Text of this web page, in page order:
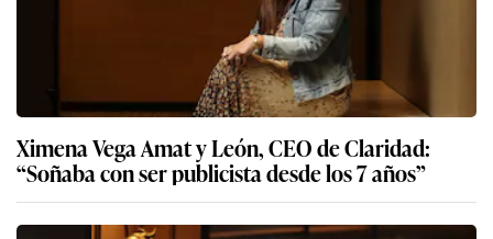
Ximena Vega Amat y León, CEO de Claridad:
“Soñaba con ser publicista desde los 7 años”